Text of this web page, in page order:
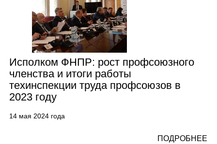
Исполком ФНПР: рост профсоюзного
членства и итоги работы
техинспекции труда профсоюзов в
2023 году
14 мая 2024 года
ПОДРОБНЕЕ